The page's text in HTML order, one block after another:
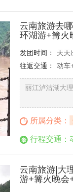
云南旅游去
环湖游+篝火
发团时间：
天天
往返交通：
动车
丽江泸沽湖大
所属分类：
行程交通：
云南旅游|大
游+篝火晚会